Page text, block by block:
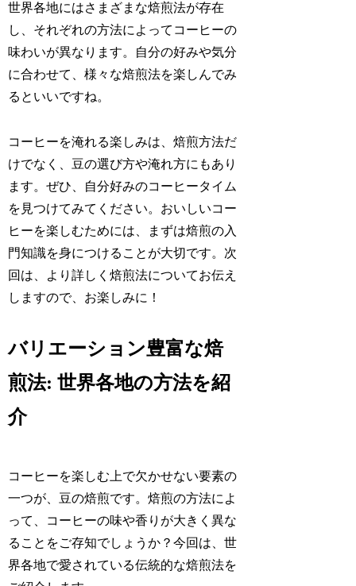
世界各地にはさまざまな焙煎法が存在
し、それぞれの方法によってコーヒーの
味わいが異なります。自分の好みや気分
に合わせて、様々な焙煎法を楽しんでみ
るといいですね。
コーヒーを淹れる楽しみは、焙煎方法だ
けでなく、豆の選び方や淹れ方にもあり
ます。ぜひ、自分好みのコーヒータイム
を見つけてみてください。おいしいコー
ヒーを楽しむためには、まずは焙煎の入
門知識を身につけることが大切です。次
回は、より詳しく焙煎法についてお伝え
しますので、お楽しみに！
バリエーション豊富な焙
煎法: 世界各地の方法を紹
介
コーヒーを楽しむ上で欠かせない要素の
一つが、豆の焙煎です。焙煎の方法によ
って、コーヒーの味や香りが大きく異な
ることをご存知でしょうか？今回は、世
界各地で愛されている伝統的な焙煎法を